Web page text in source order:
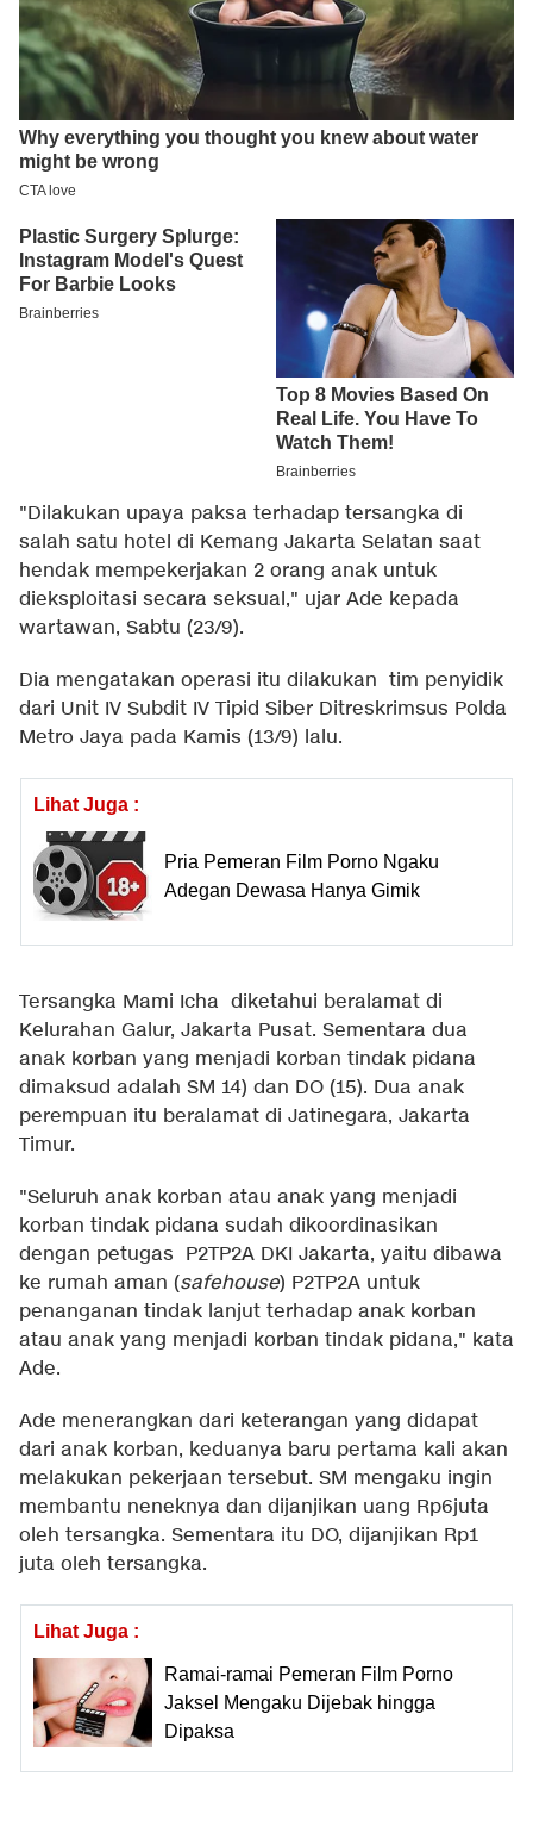
"Dilakukan upaya paksa terhadap tersangka di
salah satu hotel di Kemang Jakarta Selatan saat
hendak mempekerjakan 2 orang anak untuk
dieksploitasi secara seksual," ujar Ade kepada
wartawan, Sabtu (23/9).
Dia mengatakan operasi itu dilakukan tim penyidik
dari Unit IV Subdit IV Tipid Siber Ditreskrimsus Polda
Metro Jaya pada Kamis (13/9) lalu.
Lihat Juga :
Pria Pemeran Film Porno Ngaku
Adegan Dewasa Hanya Gimik
Tersangka Mami Icha diketahui beralamat di
Kelurahan Galur, Jakarta Pusat. Sementara dua
anak korban yang menjadi korban tindak pidana
dimaksud adalah SM 14) dan DO (15). Dua anak
perempuan itu beralamat di Jatinegara, Jakarta
Timur.
"Seluruh anak korban atau anak yang menjadi
korban tindak pidana sudah dikoordinasikan
dengan petugas P2TP2A DKI Jakarta, yaitu dibawa
ke rumah aman (safehouse) P2TP2A untuk
penanganan tindak lanjut terhadap anak korban
atau anak yang menjadi korban tindak pidana," kata
Ade.
Ade menerangkan dari keterangan yang didapat
dari anak korban, keduanya baru pertama kali akan
melakukan pekerjaan tersebut. SM mengaku ingin
membantu neneknya dan dijanjikan uang Rp6juta
oleh tersangka. Sementara itu DO, dijanjikan Rp1
juta oleh tersangka.
Lihat Juga :
Ramai-ramai Pemeran Film Porno
Jaksel Mengaku Dijebak hingga
Dipaksa